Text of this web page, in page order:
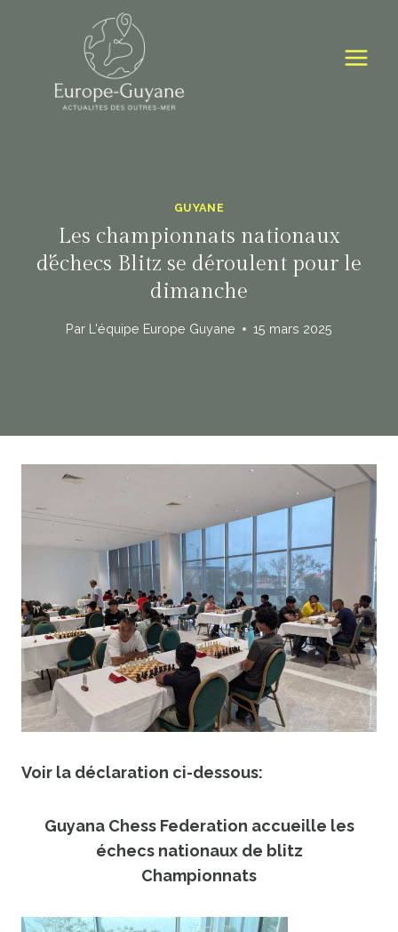
GUYANE
Les championnats nationaux
d'échecs Blitz se déroulent pour le
dimanche
Par L'équipe Europe Guyane 15 mars 2025
Voir la déclaration ci-dessous:
Guyana Chess Federation accueille les
échecs nationaux de blitz
Championnats